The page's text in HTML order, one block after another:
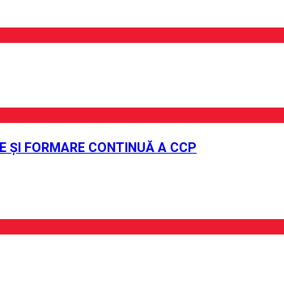
ȘI FORMARE CONTINUĂ A CCP